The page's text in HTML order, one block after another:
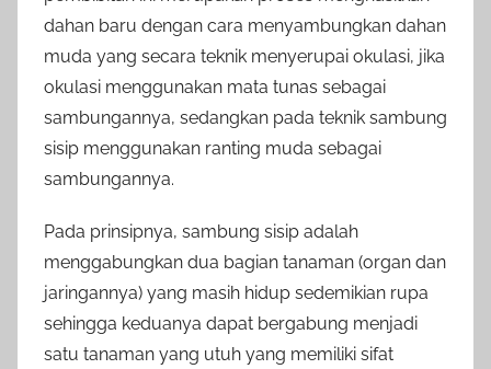
dahan baru dengan cara menyambungkan dahan
muda yang secara teknik menyerupai okulasi, jika
okulasi menggunakan mata tunas sebagai
sambungannya, sedangkan pada teknik sambung
sisip menggunakan ranting muda sebagai
sambungannya.
Pada prinsipnya, sambung sisip adalah
menggabungkan dua bagian tanaman (organ dan
jaringannya) yang masih hidup sedemikian rupa
sehingga keduanya dapat bergabung menjadi
satu tanaman yang utuh yang memiliki sifat